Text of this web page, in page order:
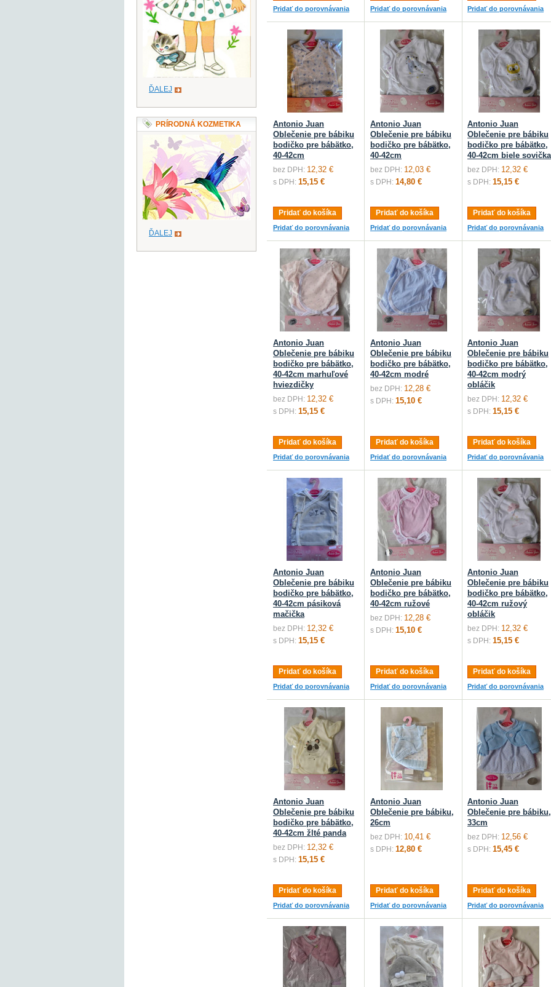
Pridať do porovnávania Pridať do porovnávania Pridať do porovnávania
Antonio Juan
Oblečenie pre bábiku
bodičko pre bábätko,
40-42cm
bez DPH: 12,32 €
s DPH: 15,15 €
Pridať do košíka
Pridať do porovnávania
Antonio Juan
Oblečenie pre bábiku
bodičko pre bábätko,
40-42cm
bez DPH: 12,03 €
s DPH: 14,80 €
Pridať do košíka
Pridať do porovnávania
Antonio Juan
Oblečenie pre bábiku
bodičko pre bábätko,
40-42cm biele sovička
bez DPH: 12,32 €
s DPH: 15,15 €
Pridať do košíka
Pridať do porovnávania
Antonio Juan
Oblečenie pre bábiku
bodičko pre bábätko,
40-42cm marhuľové
hviezdičky
bez DPH: 12,32 €
s DPH: 15,15 €
Pridať do košíka
Pridať do porovnávania
Antonio Juan
Oblečenie pre bábiku
bodičko pre bábätko,
40-42cm modré
bez DPH: 12,28 €
s DPH: 15,10 €
Pridať do košíka
Pridať do porovnávania
Antonio Juan
Oblečenie pre bábiku
bodičko pre bábätko,
40-42cm modrý
obláčik
bez DPH: 12,32 €
s DPH: 15,15 €
Pridať do košíka
Pridať do porovnávania
Antonio Juan
Oblečenie pre bábiku
bodičko pre bábätko,
40-42cm pásiková
mačička
bez DPH: 12,32 €
s DPH: 15,15 €
Pridať do košíka
Pridať do porovnávania
Antonio Juan
Oblečenie pre bábiku
bodičko pre bábätko,
40-42cm ružové
bez DPH: 12,28 €
s DPH: 15,10 €
Pridať do košíka
Pridať do porovnávania
Antonio Juan
Oblečenie pre bábiku
bodičko pre bábätko,
40-42cm ružový
obláčik
bez DPH: 12,32 €
s DPH: 15,15 €
Pridať do košíka
Pridať do porovnávania
Antonio Juan
Oblečenie pre bábiku
bodičko pre bábätko,
40-42cm žlté panda
bez DPH: 12,32 €
s DPH: 15,15 €
Pridať do košíka
Pridať do porovnávania
Antonio Juan
Oblečenie pre bábiku,
26cm
bez DPH: 10,41 €
s DPH: 12,80 €
Pridať do košíka
Pridať do porovnávania
Antonio Juan
Oblečenie pre bábiku,
33cm
bez DPH: 12,56 €
s DPH: 15,45 €
Pridať do košíka
Pridať do porovnávania
ĎALEJ
PRÍRODNÁ KOZMETIKA
ĎALEJ